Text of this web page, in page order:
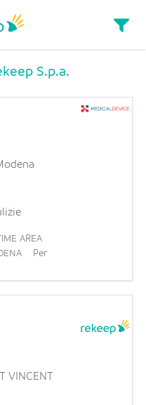
S.p.a.
AREA
Per
Modena siamo
pulizie part time
si occuperà
camere, bagni
offriamo: -
VINCENT